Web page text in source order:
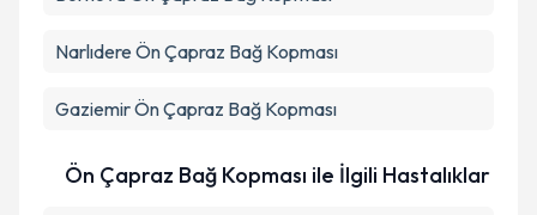
Narlıdere Ön Çapraz Bağ Kopması
GaziemirÖn Çapraz Bağ Kopması
Ön Çapraz Bağ Kopması ile İlgili Hastalıklar